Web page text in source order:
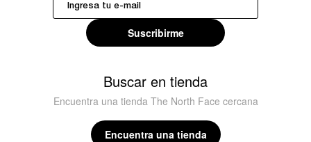
Suscribirme
Buscar en tienda
Encuentra una tienda The North Face cercana
Encuentra una tienda